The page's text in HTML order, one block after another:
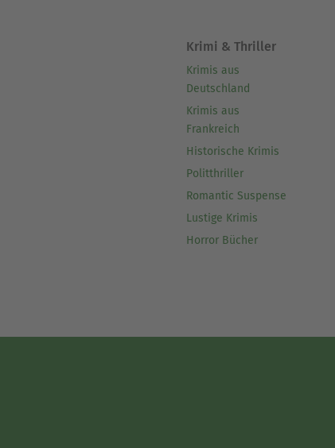
Krimi & Thriller
Krimis aus
Deutschland
Krimis aus
Frankreich
Historische Krimis
Politthriller
Romantic Suspense
Lustige Krimis
Horror Bücher